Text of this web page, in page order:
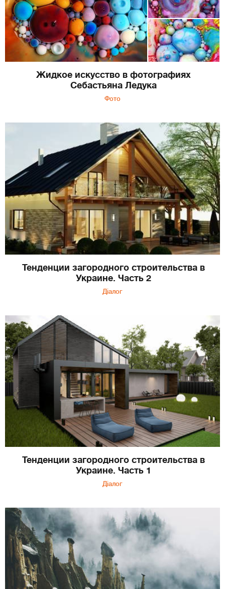
Жидкое искусство в фотографиях
Себастьяна Ледука
Фото
Тенденции загородного строительства в
Украине. Часть 2
Діалог
Тенденции загородного строительства в
Украине. Часть 1
Діалог